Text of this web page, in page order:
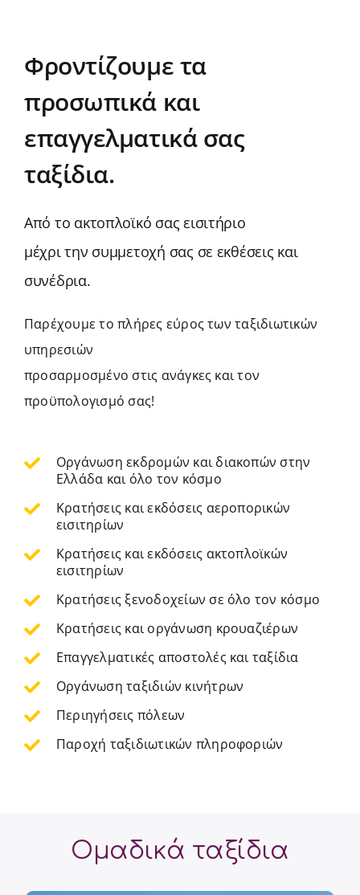
Φροντίζουμε τα
προσωπικά και
επαγγελματικά σας
ταξίδια.
Από το ακτοπλοϊκό σας εισιτήριο
μέχρι την συμμετοχή σας σε εκθέσεις και
συνέδρια.
Παρέχουμε το πλήρες εύρος των ταξιδιωτικών
υπηρεσιών
προσαρμοσμένο στις ανάγκες και τον
προϋπολογισμό σας!
Οργάνωση εκδρομών και διακοπών στην
Ελλάδα και όλο τον κόσμο
Κρατήσεις και εκδόσεις αεροπορικών
εισιτηρίων
Κρατήσεις και εκδόσεις ακτοπλοϊκών
εισιτηρίων
Κρατήσεις ξενοδοχείων σε όλο τον κόσμο
Κρατήσεις και οργάνωση κρουαζιέρων
Επαγγελματικές αποστολές και ταξίδια
Οργάνωση ταξιδιών κινήτρων
Περιηγήσεις πόλεων
Παροχή ταξιδιωτικών πληροφοριών
Ομαδικά ταξίδια